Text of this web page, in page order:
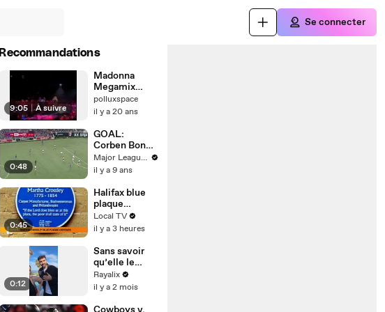
Se connecter
Recommandations
9:05 | À suivre
Madonna
Megamix
2007 - Dj
Neesty Remix
polluxspace
il y a 20 ans
0:48
GOAL:
Corben Bone
gives FC
Cincinnati the
Major League Soccer
il y a 9 ans
0:45
Halifax blue
plaque
honours 18th
Century
businesswom
an
Local TV
il y a 3 heures
0:12
Sans savoir
qu’elle le
mène en
bateau 👀🚣
Rayalix
il y a 2 mois